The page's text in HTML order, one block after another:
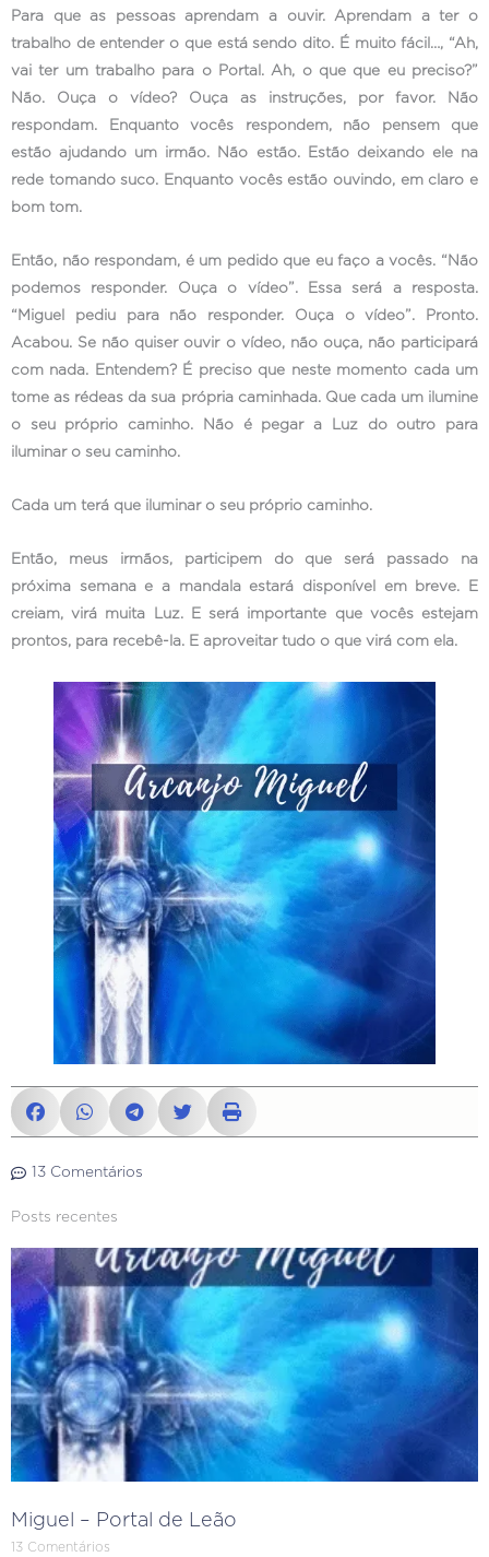
Para que as pessoas aprendam a ouvir. Aprendam a ter o
trabalho de entender o que está sendo dito. É muito fácil…, “Ah,
vai ter um trabalho para o Portal. Ah, o que que eu preciso?”
Não. Ouça o vídeo? Ouça as instruções, por favor. Não
respondam. Enquanto vocês respondem, não pensem que
estão ajudando um irmão. Não estão. Estão deixando ele na
rede tomando suco. Enquanto vocês estão ouvindo, em claro e
bom tom.
Então, não respondam, é um pedido que eu faço a vocês. “Não
podemos responder. Ouça o vídeo”. Essa será a resposta.
“Miguel pediu para não responder. Ouça o vídeo”. Pronto.
Acabou. Se não quiser ouvir o vídeo, não ouça, não participará
com nada. Entendem? É preciso que neste momento cada um
tome as rédeas da sua própria caminhada. Que cada um ilumine
o seu próprio caminho. Não é pegar a Luz do outro para
iluminar o seu caminho.
Cada um terá que iluminar o seu próprio caminho.
Então, meus irmãos, participem do que será passado na
próxima semana e a mandala estará disponível em breve. E
creiam, virá muita Luz. E será importante que vocês estejam
prontos, para recebê-la. E aproveitar tudo o que virá com ela.
13 Comentários
Posts recentes
Miguel – Portal de Leão
13 Comentários